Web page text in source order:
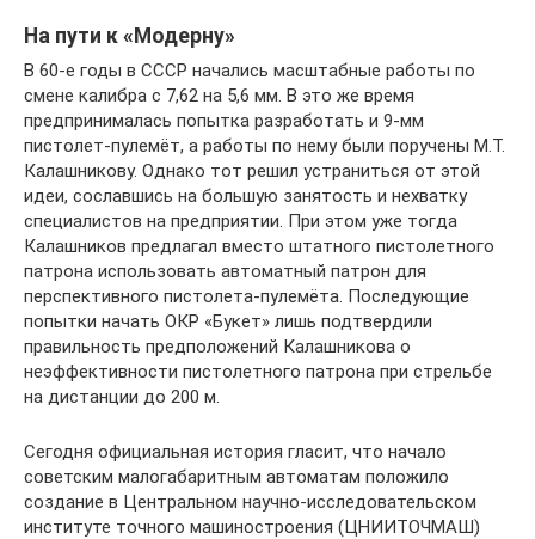
На пути к «Модерну»
В 60-е годы в СССР начались масштабные работы по
смене калибра с 7,62 на 5,6 мм. В это же время
предпринималась попытка разработать и 9-мм
пистолет-пулемёт, а работы по нему были поручены М.Т.
Калашникову. Однако тот решил устраниться от этой
идеи, сославшись на большую занятость и нехватку
специалистов на предприятии. При этом уже тогда
Калашников предлагал вместо штатного пистолетного
патрона использовать автоматный патрон для
перспективного пистолета-пулемёта. Последующие
попытки начать ОКР «Букет» лишь подтвердили
правильность предположений Калашникова о
неэффективности пистолетного патрона при стрельбе
на дистанции до 200 м.
Сегодня официальная история гласит, что начало
советским малогабаритным автоматам положило
создание в Центральном научно-исследовательском
институте точного машиностроения (ЦНИИТОЧМАШ)